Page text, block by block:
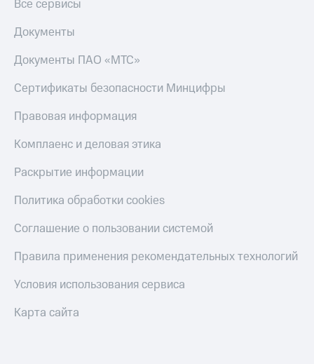
Все сервисы
Документы
Документы ПАО «МТС»
Сертификаты безопасности Минцифры
Правовая информация
Комплаенс и деловая этика
Раскрытие информации
Политика обработки cookies
Соглашение о пользовании системой
Правила применения рекомендательных технологий
Условия использования сервиса
Карта сайта